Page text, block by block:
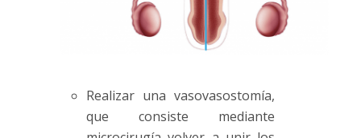
Realizar una vasovasostomía,
que consiste mediante